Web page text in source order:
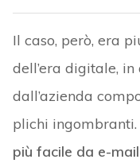
Il caso, però, era
dell’era digitale,
dall’azienda
plichi ingombranti.
più facile da e-